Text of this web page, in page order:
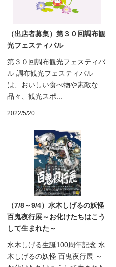
（出店者募集）第３０回調布観
光フェスティバル
第３０回調布観光フェスティバ
ル 調布観光フェスティバル
は、おいしい食べ物や素敵な
品々、観光スポ...
2022/5/20
（7/8～9/4）水木しげるの妖怪
百鬼夜行展～お化けたちはこう
して生まれた～
水木しげる生誕100周年記念 水
木しげるの妖怪 百鬼夜行展 ～